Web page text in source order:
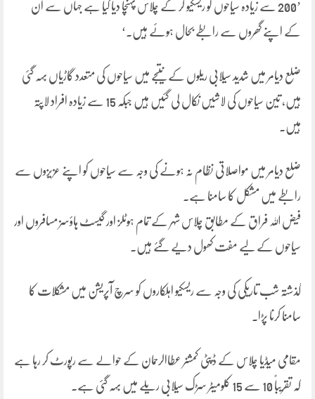
’200 سے زیادہ سیاحوں کو ریسکیو کر کے چلاس پہنچا دیا گیا ہے جہاں سے ان
کے اپنے گھروں سے رابطے بحال ہوئے ہیں۔‘
ضلع دیامر میں شدید سیلابی ریلوں کے نتیجے میں سیاحوں کی متعدد گاڑیاں بہہ گئی
ہیں، تین سیاحوں کی لاشیں نکال لی گئیں ہیں جبکہ 15 سے زیادہ افراد لاپتہ
ہیں۔
ضلع دیامر میں مواصلاتی نظام نہ ہونے کی وجہ سے سیاحوں کو اپنے عزیزوں سے
رابطے میں مشکل کا سامنا ہے۔
فیض اللہ فراق کے مطابق چلاس شہر کے تمام ہوٹلز اور گیسٹ ہاؤسز مسافروں اور
سیاحوں کے لیے مفت کھول دیے گئے ہیں۔
گذشتہ شب تاریکی کی وجہ سے ریسکیو اہلکاروں کو سرچ آپریشن میں مشکلات کا
سامنا کرنا پڑا۔
مقامی میڈیا چلاس کے ڈپٹی کمشنر عطاالرحمان کے حوالے سے رپورٹ کر رہا ہے
کہ تقریباً 10 سے 15 کلومیٹر سڑک سیلابی ریلے میں بہہ گئی ہے۔